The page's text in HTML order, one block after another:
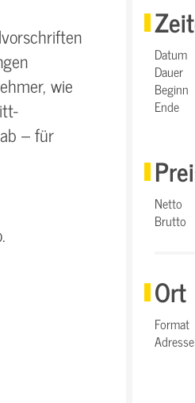
wie
– für
Datum
Dauer
Beginn
Ende
Netto
Brutto
Ort
Format
Adresse